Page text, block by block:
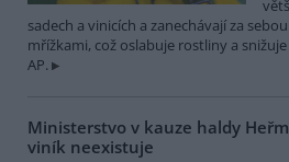
sadech a vinicích a zanechávají za
mřížkami, což oslabuje rostliny a
AP.
Ministerstvo v kauze haldy
viník neexistuje